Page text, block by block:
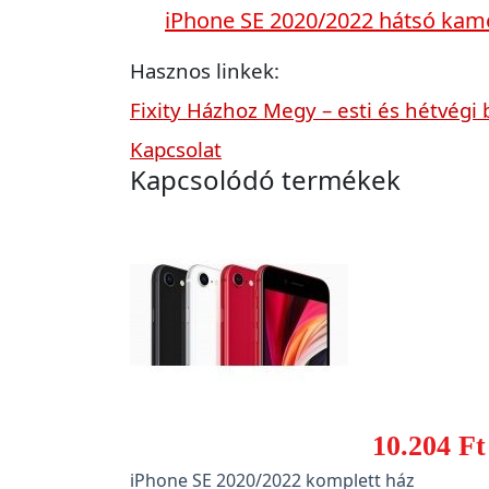
iPhone SE 2020/2022 hátsó
Hasznos linkek:
Fixity Házhoz Megy – esti és hétvégi
Kapcsolat
Kapcsolódó termékek
10.204 Ft
iPhone SE 2020/2022 komplett ház